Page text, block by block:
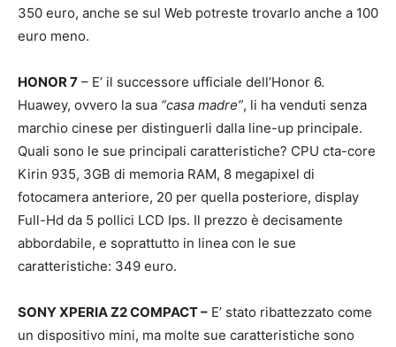
350 euro, anche se sul Web potreste trovarlo anche a 100
euro meno.
HONOR 7 – E’ il successore ufficiale dell’Honor 6.
Huawey, ovvero la sua “casa madre”, li ha venduti senza
marchio cinese per distinguerli dalla line-up principale.
Quali sono le sue principali caratteristiche? CPU cta-core
Kirin 935, 3GB di memoria RAM, 8 megapixel di
fotocamera anteriore, 20 per quella posteriore, display
Full-Hd da 5 pollici LCD Ips. Il prezzo è decisamente
abbordabile, e soprattutto in linea con le sue
caratteristiche: 349 euro.
SONY XPERIA Z2 COMPACT – E’ stato ribattezzato come
un dispositivo mini, ma molte sue caratteristiche sono